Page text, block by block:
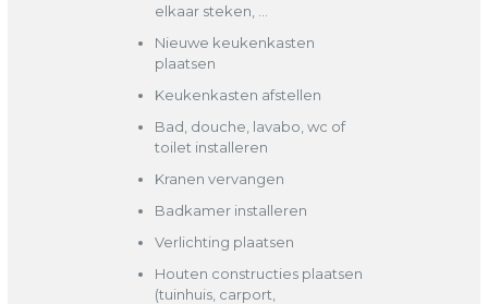
elkaar steken, …
Nieuwe keukenkasten
plaatsen
Keukenkasten afstellen
Bad, douche, lavabo, wc of
toilet installeren
Kranen vervangen
Badkamer installeren
Verlichting plaatsen
Houten constructies plaatsen
(tuinhuis, carport,